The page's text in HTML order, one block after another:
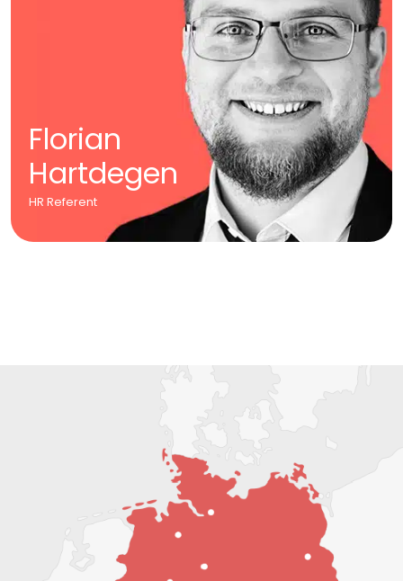
Florian
Hartdegen
HR Referent